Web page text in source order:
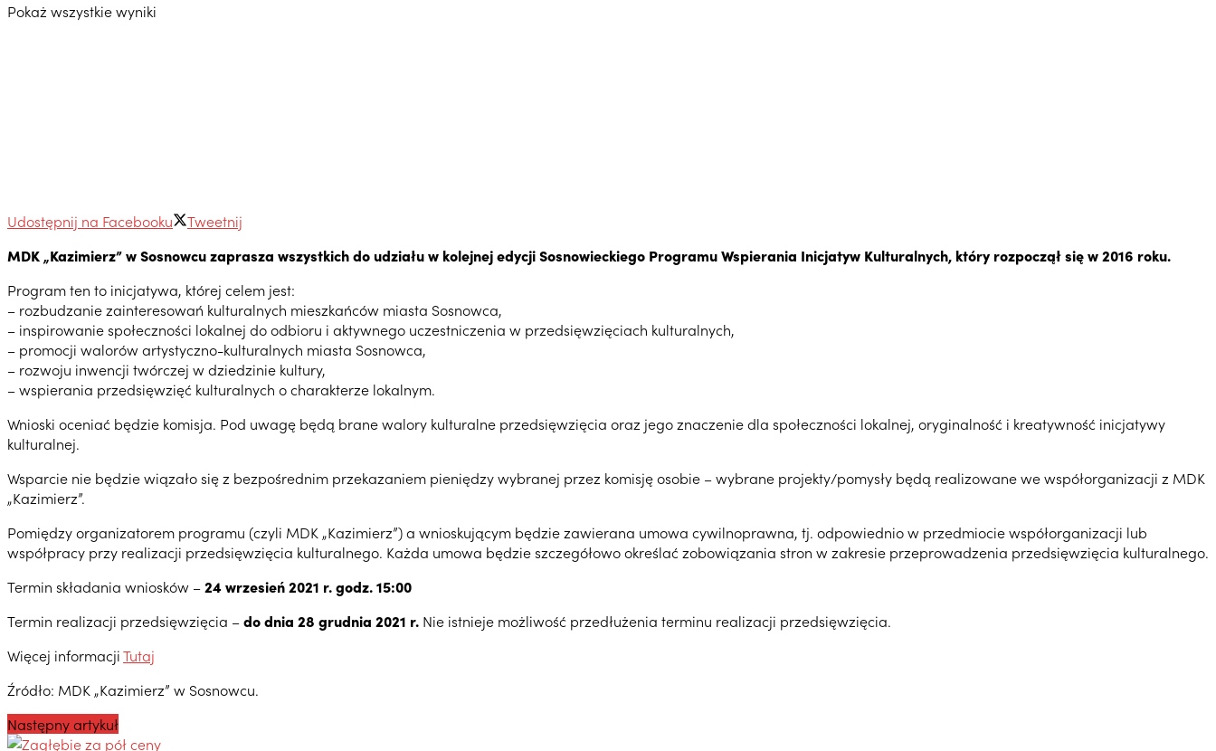
Pokaż wszystkie wyniki
Udostępnij na Facebooku
Tweetnij
MDK „Kazimierz” w Sosnowcu zaprasza wszystkich do udziału w kolejnej edycji Sosnowieckiego Programu Wspierania Inicjatyw Kulturalnych, który rozpoczął się w 2016 roku.
Program ten to inicjatywa, której celem jest:
– rozbudzanie zainteresowań kulturalnych mieszkańców miasta Sosnowca,
– inspirowanie społeczności lokalnej do odbioru i aktywnego uczestniczenia w przedsięwzięciach kulturalnych,
– promocji walorów artystyczno-kulturalnych miasta Sosnowca,
– rozwoju inwencji twórczej w dziedzinie kultury,
– wspierania przedsięwzięć kulturalnych o charakterze lokalnym.
Wnioski oceniać będzie komisja. Pod uwagę będą brane walory kulturalne przedsięwzięcia oraz jego znaczenie dla społeczności lokalnej, oryginalność i kreatywność inicjatywy
kulturalnej.
Wsparcie nie będzie wiązało się z bezpośrednim przekazaniem pieniędzy wybranej przez komisję osobie – wybrane projekty/pomysły będą realizowane we współorganizacji z MDK
„Kazimierz”.
Pomiędzy organizatorem programu (czyli MDK „Kazimierz”) a wnioskującym będzie zawierana umowa cywilnoprawna, tj. odpowiednio w przedmiocie współorganizacji lub
współpracy przy realizacji przedsięwzięcia kulturalnego. Każda umowa będzie szczegółowo określać zobowiązania stron w zakresie przeprowadzenia przedsięwzięcia kulturalnego.
Termin składania wniosków –24 wrzesień 2021 r. godz. 15:00
Termin realizacji przedsięwzięcia –do dnia 28 grudnia 2021 r. Nie istnieje możliwość przedłużenia terminu realizacji przedsięwzięcia.
Więcej informacjiTutaj
Źródło: MDK „Kazimierz” w Sosnowcu.
Następny artykuł